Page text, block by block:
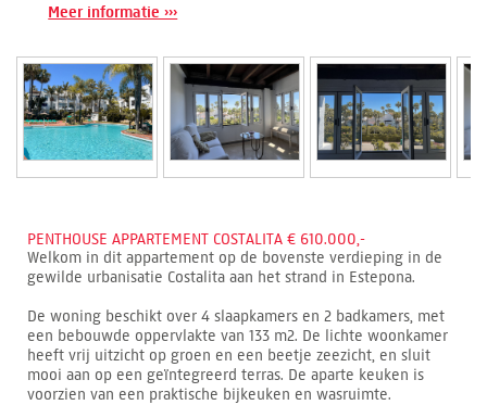
Meer informatie ›››
PENTHOUSE APPARTEMENT COSTALITA € 610.000,-
Welkom in dit appartement op de bovenste verdieping in de
gewilde urbanisatie Costalita aan het strand in Estepona.
De woning beschikt over 4 slaapkamers en 2 badkamers, met
een bebouwde oppervlakte van 133 m2. De lichte woonkamer
heeft vrij uitzicht op groen en een beetje zeezicht, en sluit
mooi aan op een geïntegreerd terras. De aparte keuken is
voorzien van een praktische bijkeuken en wasruimte.